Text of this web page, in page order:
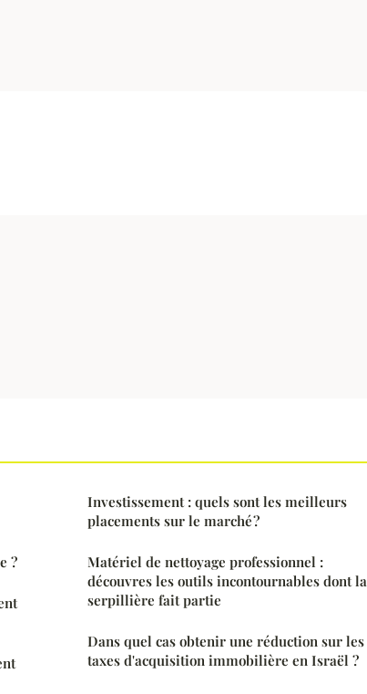
?
Investissement : quels sont les meilleurs
placements sur le marché ?
Matériel de nettoyage professionnel :
découvres les outils incontournables dont la
serpillière fait partie
Dans quel cas obtenir une réduction sur les
taxes d'acquisition immobilière en Israël ?